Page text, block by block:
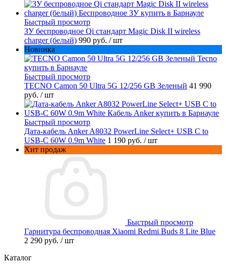
Быстрый просмотр
ЗУ беспроводное Qi стандарт Magic Disk II wireless
charger (белый) 990 руб. / шт
Новинка
Быстрый просмотр
TECNO Camon 50 Ultra 5G 12/256 GB Зеленый 41 990
руб. / шт
Быстрый просмотр
Дата-кабель Anker A8032 PowerLine Select+ USB C to
USB-C 60W 0.9m White 1 190 руб. / шт
Хит продаж
Быстрый просмотр
Гарнитура беспроводная Xiaomi Redmi Buds 8 Lite Blue
2 290 руб. / шт
Каталог